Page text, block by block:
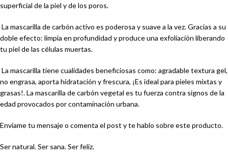
superficial de la piel y de los poros.
La mascarilla de carbón activo es poderosa y suave a la vez. Gracias a su
doble efecto: limpia en profundidad y produce una exfoliación liberando
tu piel de las células muertas.
La mascarilla tiene cualidades beneficiosas como: agradable textura gel,
no engrasa, aporta hidratación y frescura, ¡Es ideal para pieles mixtas y
grasas!. La mascarilla de carbón vegetal es tu fuerza contra signos de la
edad provocados por contaminación urbana.
Envíame tu mensaje o comenta el post y te hablo sobre este producto.
Ser natural. Ser sana. Ser feliz.